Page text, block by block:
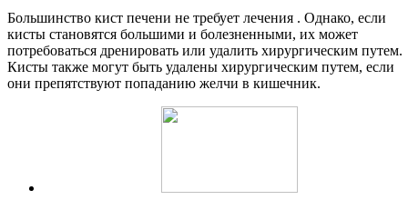
Большинство кист печени не требует лечения . Однако, если
кисты становятся большими и болезненными, их может
потребоваться дренировать или удалить хирургическим путем.
Кисты также могут быть удалены хирургическим путем, если
они препятствуют попаданию желчи в кишечник.